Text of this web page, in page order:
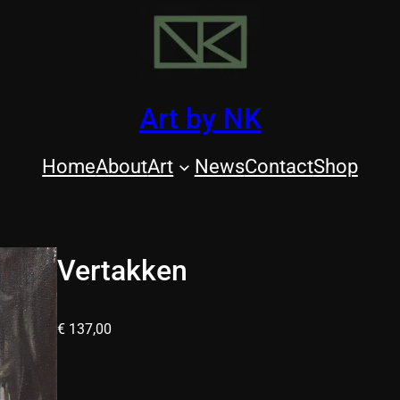
Art by NK
HomeAboutArt NewsContactShop
Vertakken
€ 137,00